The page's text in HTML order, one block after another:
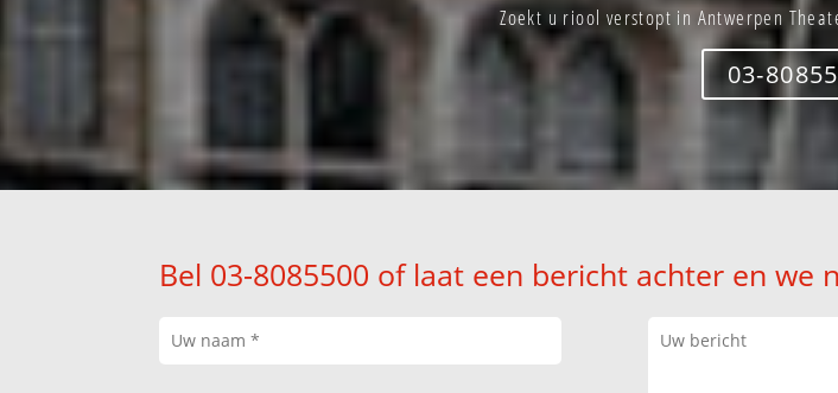
Zoekt u riool verstopt in Antwerpen
03-
Bel 03-8085500 of laat een bericht achter en we